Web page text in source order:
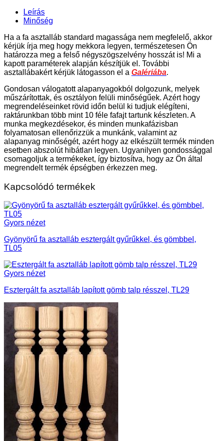
Leírás
Minőség
Ha a fa asztalláb standard magassága nem megfelelő, akkor
kérjük írja meg hogy mekkora legyen, természetesen Ön
határozza meg a felső négyszögszelvény hosszát is! Mi a
kapott paraméterek alapján készítjük el. További
asztallábakért kérjük látogasson el a Galériába.
Gondosan válogatott alapanyagokból dolgozunk, melyek
műszárítottak, és osztályon felüli minőségűek. Azért hogy
megrendeléseinket rövid időn belül ki tudjuk elégíteni,
raktárunkban több mint 10 féle fafajt tartunk készleten. A
munka megkezdésekor, és minden munkafázisban
folyamatosan ellenőrizzük a munkánk, valamint az
alapanyag minőségét, azért hogy az elkészült termék minden
esetben abszolút hibátlan legyen. Ugyanilyen gondossággal
csomagoljuk a termékeket, így biztosítva, hogy az Ön által
megrendelt termék épségben érkezzen meg.
Kapcsolódó termékek
Gyors nézet
Gyönyörű fa asztalláb esztergált gyűrűkkel, és gömbbel,
TL05
Gyors nézet
Esztergált fa asztalláb lapított gömb talp résszel, TL29